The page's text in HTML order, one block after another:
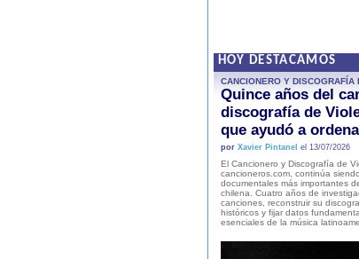
HOY DESTACAMOS
CANCIONERO Y DISCOGRAFÍA
Quince años del
discografía de
que ayudó a
por Xavier Pintanel el 13/07/2026
El Cancionero y Discografía de
cancioneros.com, continúa
documentales más importantes
chilena. Cuatro años de
canciones, reconstruir su
históricos y fijar datos
esenciales de la música